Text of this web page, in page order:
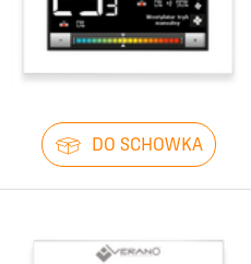
DO SCHOWKA